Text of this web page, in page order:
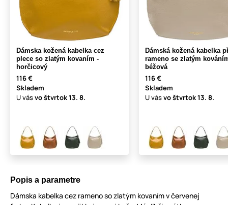
Dámska kožená kabelka cez
plece so zlatým kovaním -
horčicový
116 €
Skladem
U vásvo štvrtok13. 8.
Dámská kožená kabelka
rameno se zlatým
béžová
116 €
Skladem
U vásvo štvrtok13. 8.
Popis a parametre
Dámska kabelka cez rameno so zlatým kovaním v červenej